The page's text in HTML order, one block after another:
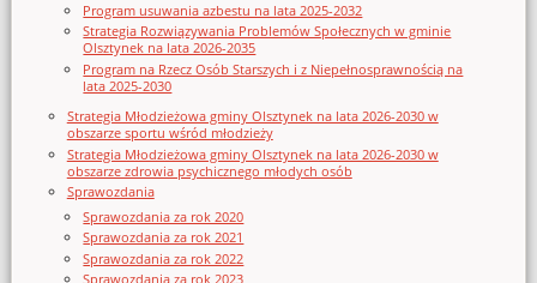
Program usuwania azbestu na lata 2025-2032
Strategia Rozwiązywania Problemów Społecznych w gminie
Olsztynek na lata 2026-2035
Program na Rzecz Osób Starszych i z Niepełnosprawnością na
lata 2025-2030
Strategia Młodzieżowa gminy Olsztynek na lata 2026-2030 w
obszarze sportu wśród młodzieży
Strategia Młodzieżowa gminy Olsztynek na lata 2026-2030 w
obszarze zdrowia psychicznego młodych osób
Sprawozdania
Sprawozdania za rok 2020
Sprawozdania za rok 2021
Sprawozdania za rok 2022
Sprawozdania za rok 2023